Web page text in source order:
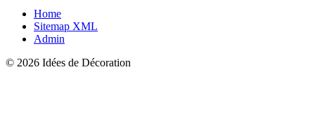
Home
Sitemap XML
Admin
© 2026 Idées de Décoration